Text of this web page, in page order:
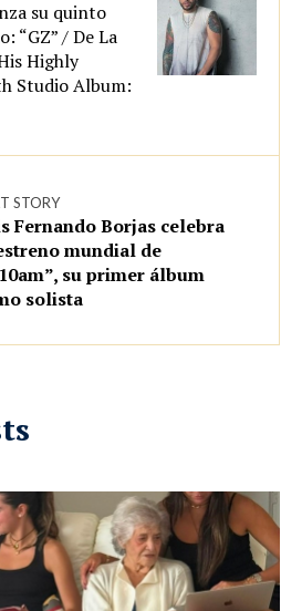
su quinto
“GZ” / De La
Highly
Studio Album:
STORY
Fernando Borjas celebra
mundial de
su primer álbum
solista